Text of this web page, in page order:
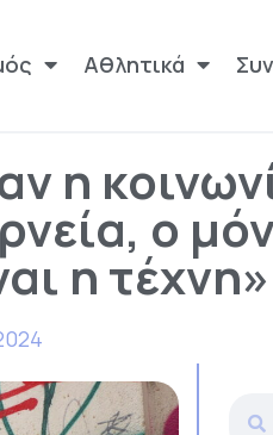
Αθλητικά
ο
η τέχνη»